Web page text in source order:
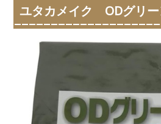
ユタカメイク ODグリー